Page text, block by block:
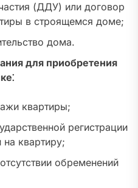
(ДДУ) или договор
в строящемся доме;
дома.
для приобретения
квартиры;
регистрации
на квартиру;
обременений